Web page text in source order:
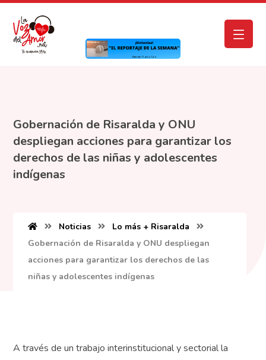
Gobernación de Risaralda y ONU
despliegan acciones para garantizar los
derechos de las niñas y adolescentes
indígenas
Noticias
Lo más + Risaralda
Gobernación de Risaralda y ONU despliegan
acciones para garantizar los derechos de las
niñas y adolescentes indígenas
A través de un trabajo interinstitucional y sectorial la